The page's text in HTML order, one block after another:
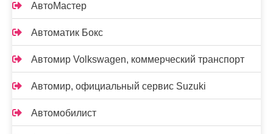
АвтоМастер
Автоматик Бокс
Автомир Volkswagen, коммерческий транспорт
Автомир, официальный сервис Suzuki
Автомобилист